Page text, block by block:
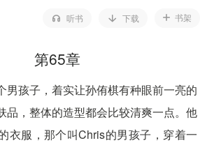
听书 下载 书架
第65章
男孩子，着实让孙侑棋有种眼前一亮的
品，整体的造型都会比较清爽一点。他
衣服，那个叫Chris的男孩子，穿着一